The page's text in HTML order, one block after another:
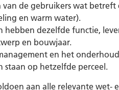
de gebruikers wat
en warm water).
hebben dezelfde functie,
en bouwjaar.
en het
staan op hetzelfde perceel.
aan alle relevante wet-